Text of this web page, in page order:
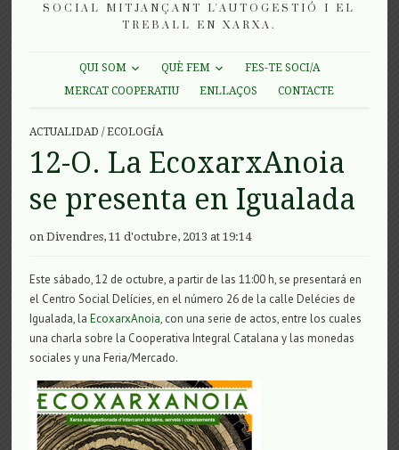
SOCIAL MITJANÇANT L'AUTOGESTIÓ I EL
TREBALL EN XARXA.
QUI SOM QUÈ FEM
FES-TE SOCI/A
MERCAT COOPERATIU
ENLLAÇOS CONTACTE
ACTUALIDAD /ECOLOGÍA
12-O. La EcoxarxAnoia
se presenta en Igualada
on Divendres, 11 d'octubre, 2013 at 19:14
Este sábado, 12 de octubre, a partir de las 11:00 h, se presentará en
el Centro Social Delícies, en el número 26 de la calle Delécies de
Igualada, laEcoxarxAnoia, con una serie de actos, entre los cuales
una charla sobre la Cooperativa Integral Catalana y las monedas
sociales y una Feria/Mercado.